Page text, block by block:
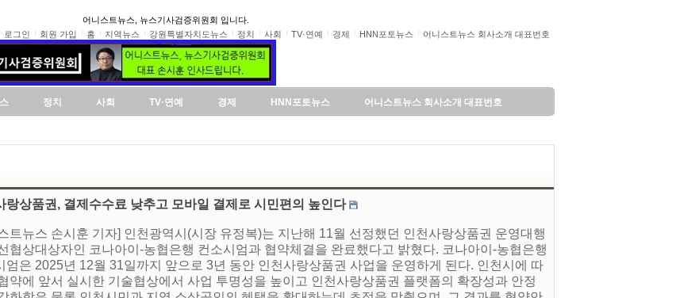
어니스트뉴스, 뉴스기사검증위원회 입니다.
로그인
회원 가입 홈 지역뉴스 강원특별자치도뉴스 정치 사회 TV·연예 경제 HNN포토뉴스 어니스트뉴스 회사소개 대표번호
정치 사회 TV·연예 경제 HNN포토뉴스 어니스트뉴스 회사소개 대표번호
랑상품권, 결제수수료 낮추고 모바일 결제로 시민편의 높인다
트뉴스 손시훈 기자] 인천광역시(시장 유정복)는 지난해 11월 선정했던 인천사랑상품권 운영대행
협상대상자인 코나아이-농협은행 컨소시엄과 협약체결을 완료했다고 밝혔다. 코나아이-농협은행
엄은 2025년 12월 31일까지 앞으로 3년 동안 인천사랑상품권 사업을 운영하게 된다. 인천시에 따
약에 앞서 실시한 기술협상에서 사업 투명성을 높이고 인천사랑상품권 플랫폼의 확장성과 안정